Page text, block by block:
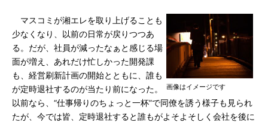
画像はイメージです
マスコミが湘エレを取り上げることも
少なくなり、以前の日常が戻りつつあ
る。だが、社員が減ったなぁと感じる場
面が増え、あれだけ忙しかった開発課
も、経営刷新計画の開始とともに、誰も
が定時退社するのが当たり前になった。
以前なら、“仕事帰りのちょっと一杯”で同僚を誘う様子も見られ
たが、今では皆、定時退社すると誰もがよそよそしく会社を後に